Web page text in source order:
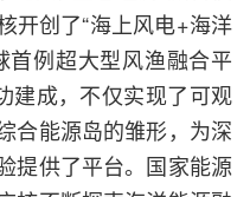
开创了“海上风电+海洋
首例超大型风渔融合平
建成，不仅实现了可观
合能源岛的雏形，为深
提供了平台。国家能源